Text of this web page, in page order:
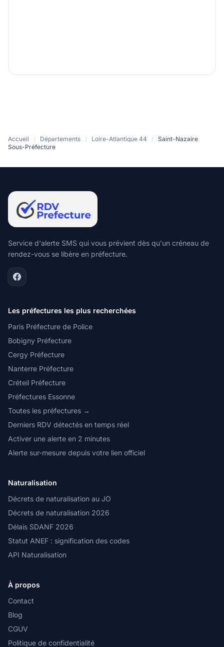
Accueil / Départements / Loire-Atlantique 44 / Saint-Nazaire
Sous-Préfecture
Service d'alerte SMS qui vous prévient dès qu'un créneau de
rendez-vous se libère en préfecture.
Les préfectures les plus recherchées
Paris Préfecture de Police
Bobigny Préfecture
Cergy Préfecture
Nanterre Préfecture
Créteil Préfecture
Préfectures Essonne
Toutes les préfectures →
Derniers RDV détectés en temps réel
Activer une alerte en 2 minutes
Alerte sur-mesure depuis votre lien officiel
Naturalisation
Décrets de naturalisation au JO
Décrets de naturalisation 2026
Délais SDANF 2026
Statut ANEF : signification des codes
API Naturalisation
À propos
Contact
Blog
CGUV
Politique de confidentialité